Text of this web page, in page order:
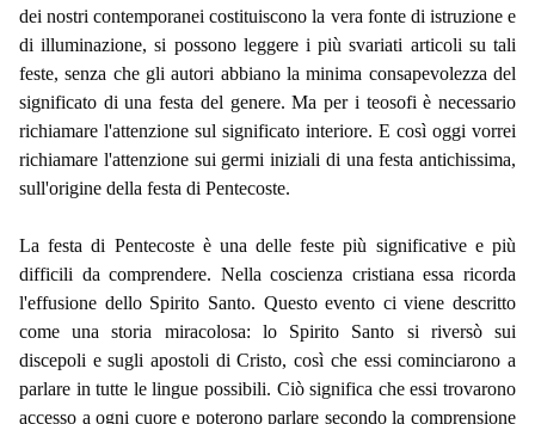
dei nostri contemporanei costituiscono la vera fonte di istruzione e
di illuminazione, si possono leggere i più svariati articoli su tali
feste, senza che gli autori abbiano la minima consapevolezza del
significato di una festa del genere. Ma per i teosofi è necessario
richiamare l'attenzione sul significato interiore. E così oggi vorrei
richiamare l'attenzione sui germi iniziali di una festa antichissima,
sull'origine della festa di Pentecoste.
La festa di Pentecoste è una delle feste più significative e più
difficili da comprendere. Nella coscienza cristiana essa ricorda
l'effusione dello Spirito Santo. Questo evento ci viene descritto
come una storia miracolosa: lo Spirito Santo si riversò sui
discepoli e sugli apostoli di Cristo, così che essi cominciarono a
parlare in tutte le lingue possibili. Ciò significa che essi trovarono
accesso a ogni cuore e poterono parlare secondo la comprensione